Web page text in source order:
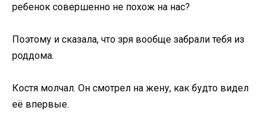
ребенок совершенно не похож на нас?
Поэтому и сказала, что зря вообще забрали тебя из
роддома.
Костя молчал. Он смотрел на жену, как будто видел
её впервые.